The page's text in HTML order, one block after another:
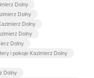
Dolny
Dolny
Dolny
Dolny
Dolny
i pokoje Kazimierz Dolny
Dolny